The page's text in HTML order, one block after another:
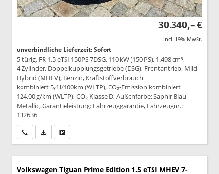
30.340,– €
incl. 19% MwSt.
unverbindliche Lieferzeit: Sofort
5-türig, FR 1.5 eTSI 150PS 7DSG, 110 kW (150 PS), 1.498 cm³,
4 Zylinder, Doppelkupplungsgetriebe (DSG), Frontantrieb, Mild-
Hybrid (MHEV), Benzin, Kraftstoffverbrauch
kombiniert 5,4 l/100km (WLTP), CO₂-Emission kombiniert
124.00 g/km (WLTP), CO₂-Klasse D, Außenfarbe: Saphir Blau
Metallic, Garantieleistung: Fahrzeuggarantie, Fahrzeugnr.:
132636
Wir rufen Sie anPDF-Datei, Fahrzeugexposé drucken
Volkswagen Tiguan Prime Edition 1.5 eTSI MHEV 7-